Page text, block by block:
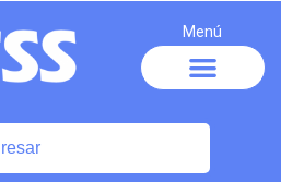
Menú